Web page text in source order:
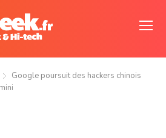
Google poursuit des hackers chinois